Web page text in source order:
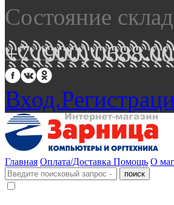
Состояние
+7 (900) 0688
Вход.
Главная Оплата/Доставка Помощь О